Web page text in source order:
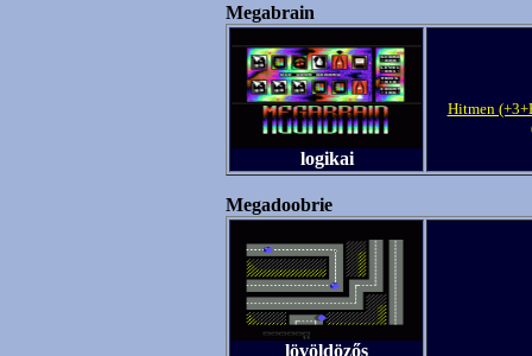
Megabrain
logikai
Hitmen
Megadoobrie
lövöldözős